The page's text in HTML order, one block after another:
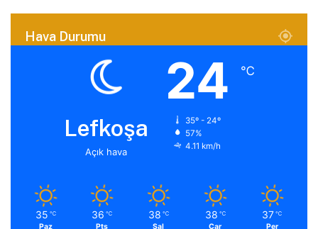
Hava Durumu
Lefkoşa
Açık hava
24 ℃
35º - 24º
57%
4.11 km/h
35 ℃
Paz
36 ℃
Pts
38 ℃
Sal
38 ℃
Çar
37 ℃
Per